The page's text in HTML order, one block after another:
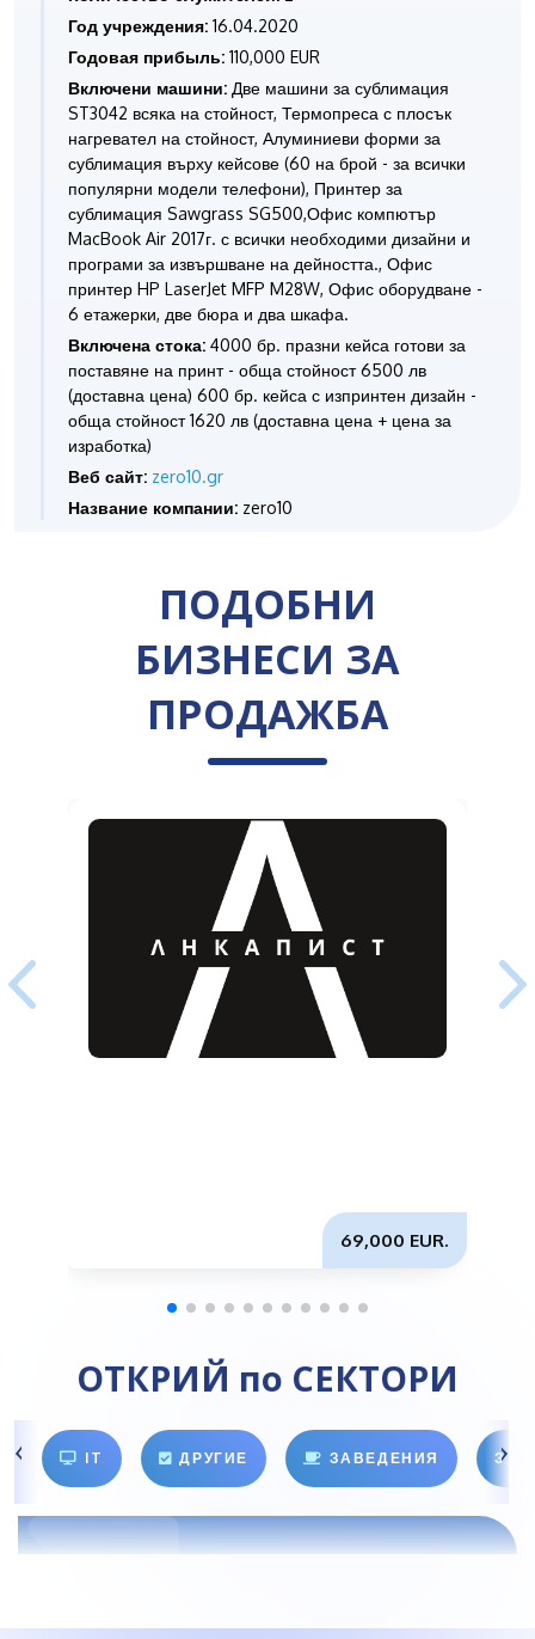
Год учреждения: 16.04.2020
Годовая прибыль: 110,000 EUR
Включени машини: Две машини за сублимация
ST3042 всяка на стойност, Термопреса с плосък
нагревател на стойност, Алуминиеви форми за
сублимация върху кейсове (60 на брой - за всички
популярни модели телефони), Принтер за
сублимация Sawgrass SG500,Офис компютър
MacBook Air 2017г. с всички необходими дизайни и
програми за извършване на дейността., Офис
принтер HP LaserJet MFP M28W, Офис оборудване -
6 етажерки, две бюра и два шкафа.
Включена стока: 4000 бр. празни кейса готови за
поставяне на принт - обща стойност 6500 лв
(доставна цена) 600 бр. кейса с изпринтен дизайн -
обща стойност 1620 лв (доставна цена + цена за
изработка)
Веб сайт: zero10.gr
Название компании: zero10
ПОДОБНИ
БИЗНЕСИ ЗА
ПРОДАЖБА
69,000 EUR.
ОТКРИЙ по СЕКТОРИ
IT ДРУГИЕ ЗАВЕДЕНИЯ